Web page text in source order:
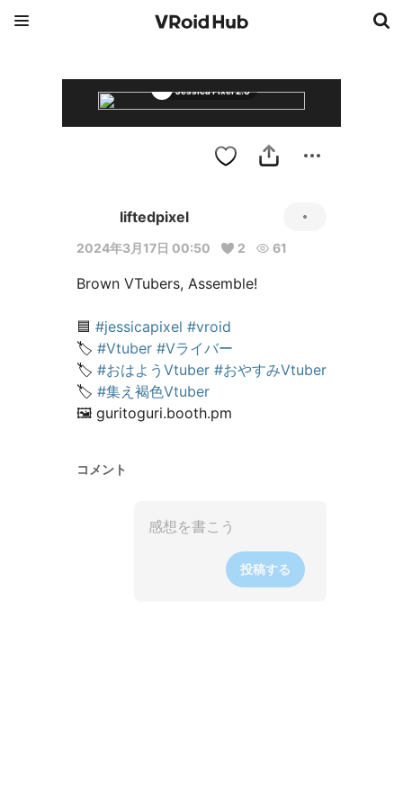
Jessica Pixel 2.0
liftedpixel
2024年3月17日 00:50 2 61
Brown VTubers, Assemble!
🟦 #jessicapixel #vroid
🏷️ #Vtuber #Vライバー
🏷️ #おはようVtuber #おやすみVtuber
🏷️ #集え褐色Vtuber
🖼️ guritoguri.booth.pm
コメント
投稿する